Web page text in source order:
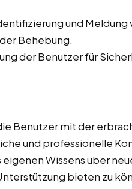
und Meldung
Behebung.
der Benutzer für
Benutzer mit der
und professionelle
Wissens über
bieten zu